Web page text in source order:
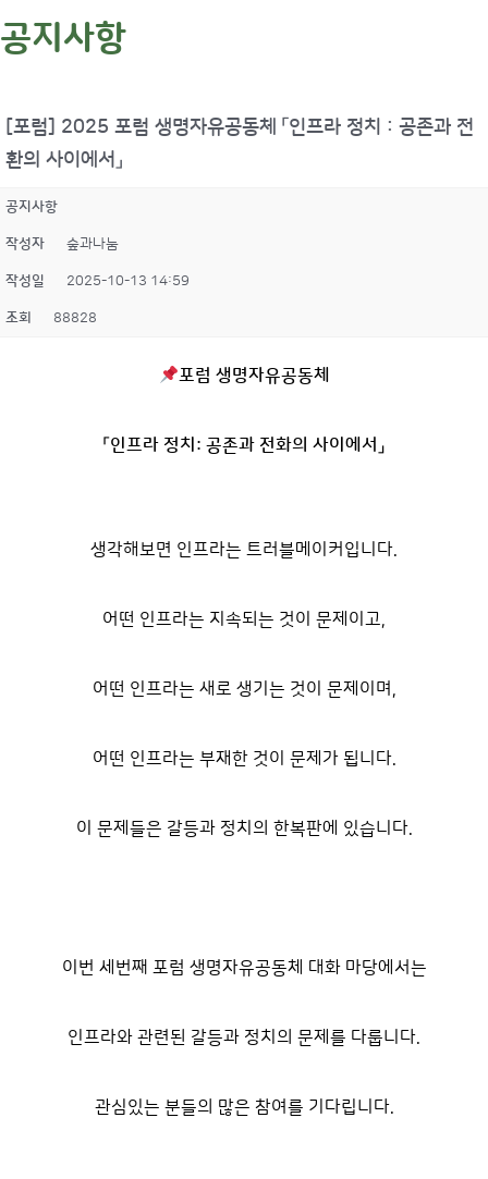
공지사항
[포럼] 2025 포럼 생명자유공동체 「인프라 정치 : 공존과 전
환의 사이에서」
공지사항
작성자 숲과나눔
작성일 2025-10-13 14:59
조회 88828
포럼 생명자유공동체
「인프라 정치: 공존과 전화의 사이에서」
생각해보면 인프라는 트러블메이커입니다.
어떤 인프라는 지속되는 것이 문제이고,
어떤 인프라는 새로 생기는 것이 문제이며,
어떤 인프라는 부재한 것이 문제가 됩니다.
이 문제들은 갈등과 정치의 한복판에 있습니다.
이번 세번째 포럼 생명자유공동체 대화 마당에서는
인프라와 관련된 갈등과 정치의 문제를 다룹니다.
관심있는 분들의 많은 참여를 기다립니다.